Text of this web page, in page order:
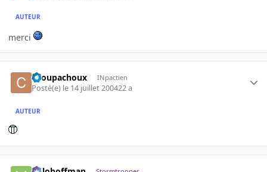
AUTEUR
merci
choupachoux INpactien
Posté(e) le 14 juillet 200422 a
AUTEUR